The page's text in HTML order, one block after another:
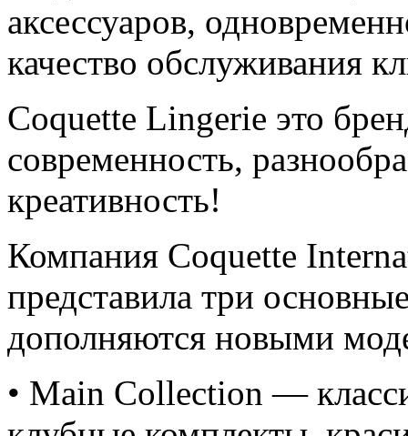
аксессуаров,
качество обслуживания
Coquette Lingerie это
современность,
креативность!
Компания Coquette
представила три
дополняются новыми
• Main Collection —